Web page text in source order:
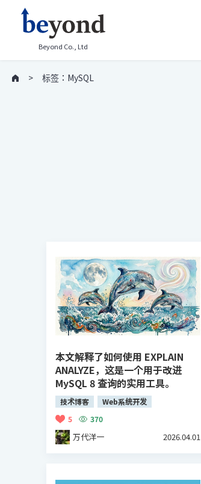
Beyond Co., Ltd
标签：MySQL
本文解释了如何使用 EXPLAIN
ANALYZE，这是一个用于改进
MySQL 8 查询的实用工具。
技术博客
Web系统开发
5
370
万代洋一 2026.04.01